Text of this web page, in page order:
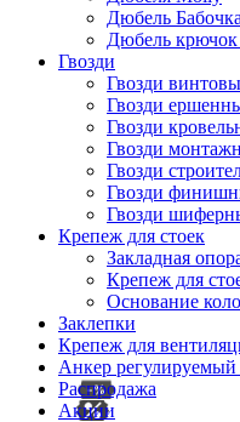
Дюбель Бабочка
Дюбель
Гвозди
Гвозди
Гвозди
Гвозди
Гвозди
Гвозди
Гвозди
Гвозди
Крепеж для стоек
Закладная
Крепеж для
Основание
Заклепки
Крепеж для
Анкер регулируемый
Распродажа
Акции